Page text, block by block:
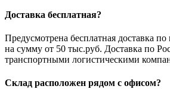
Доставка бесплатная?
Предусмотрена бесплатная доставка по
на сумму от 50 тыс.руб. Доставка по
транспортными логистическими
Склад расположен рядом с офисом?